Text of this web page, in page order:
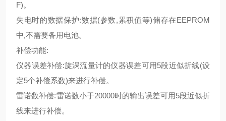
F)。
失电时的数据保护:数据(参数,累积值等)储存在EEPROM
中,不需要备用电池。
补偿功能:
仪器误差补偿:旋涡流量计的仪器误差可用5段近似折线(设
定5个补偿系数)来进行补偿。
雷诺数补偿:雷诺数小于20000时的输出误差可用5段近似折
线来进行补偿。